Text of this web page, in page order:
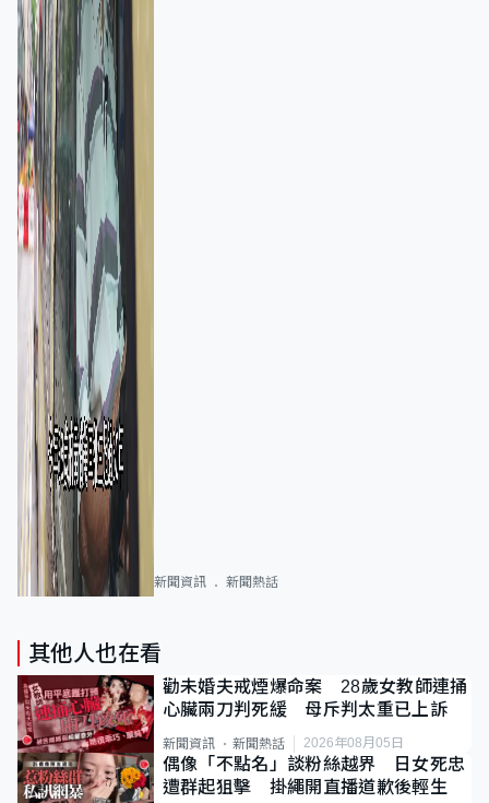
新聞資訊 新聞熱話
其他人也在看
勸未婚夫戒煙爆命案 28歲女教師連捅
心臟兩刀判死緩 母斥判太重已上訴
新聞資訊 新聞熱話 2026年08月05日
偶像「不點名」談粉絲越界 日女死忠
遭群起狙擊 掛繩開直播道歉後輕生